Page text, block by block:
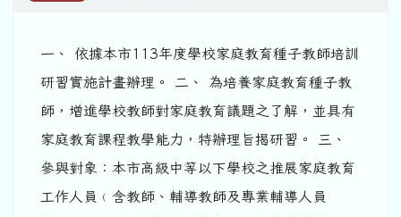
一、 依據本市113年度學校家庭教育種子教師培訓
研習實施計畫辦理。 二、 為培養家庭教育種子教
師，增進學校教師對家庭教育議題之了解，並具有
家庭教育課程教學能力，特辦理旨揭研習。 三、
參與對象：本市高級中等以下學校之推展家庭教育
工作人員﹙含教師、輔導教師及專業輔導人員